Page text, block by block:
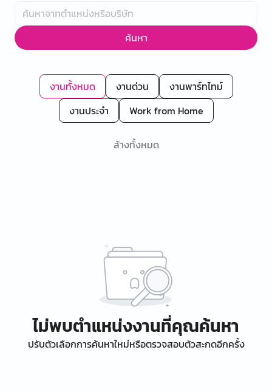
ค้นหา
งานทั้งหมด งานด่วน
งานพาร์ทไทม์
งานประจำ
Work from Home
ล้างทั้งหมด
ไม่พบตำแหน่งงานที่คุณค้นหา
ปรับตัวเลือกการค้นหาใหม่หรือตรวจสอบตัวสะกดอีกครั้ง